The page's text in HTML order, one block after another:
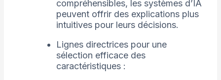
compréhensibles, les systèmes d’IA
peuvent offrir des explications plus
intuitives pour leurs décisions.
Lignes directrices pour une
sélection efficace des
caractéristiques :